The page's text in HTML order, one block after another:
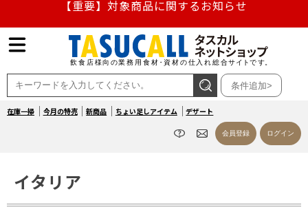
【重要】熊本地震の影響による商品出荷停止のお知らせ
熊本県熊本地方を震源とする地震の影響によるお荷物のお
届け遅延について
お盆の営業について
【重要】対象商品に関するお知らせ
条件追加>
在庫一掃 今月の特売 新商品 ちょい足しアイテム デザート
会員登録 ログイン
イタリア